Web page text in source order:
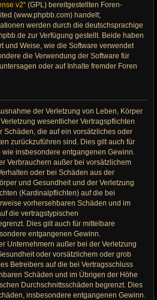
v2“ (GPL) bereitgestellten Foren-
(www.phpbb.com) handelt;
werden durch die deutschsprachige
zur Verfügung gestellt. Beide haben
und Weise, wie die Software verwendet
die Verwendung der Software für
oder auf Inhalte fremder Foren
der Verletzung von Leben, Körper
wesentlicher Vertragspflichten
Schäden, die auf ein vorsätzliches oder
zurückzuführen sind. Dies gilt auch für
insbesondere entgangenen Gewinn.
Verbrauchern außer bei vorsätzlichem
oder bei Schäden aus der
und Gesundheit und der Verletzung
(Kardinalpflichten) auf die bei
vorhersehbaren Schäden und im
die vertragstypischen
Dies gilt auch für mittelbare
entgangenen Gewinn.
Unternehmern außer bei der Verletzung
oder vorsätzlichem oder grob
Betreibers auf die bei Vertragsschluss
Schäden und im Übrigen der Höhe
Durchschnittsschäden begrenzt. Dies
insbesondere entgangenen Gewinn.